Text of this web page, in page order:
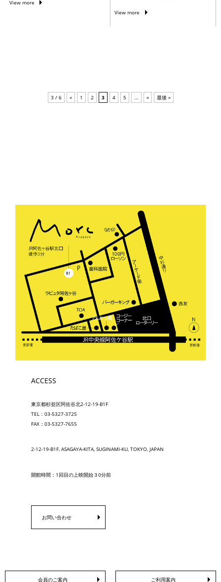
View more
View more
3 / 6 « 1 2 3 4 5 ... » 最後 »
ACCESS
東京都杉並区阿佐谷北2-12-19-B1F
TEL：03-5327-3725
FAX：03-5327-7655
2-12-19-B1F, ASAGAYA-KITA, SUGINAMI-KU, TOKYO, JAPAN
開館時間：1回目の上映開始３0分前
お問い合わせ
会員のご案内 ご利用案内